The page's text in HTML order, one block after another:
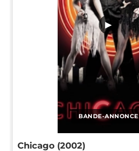
BANDE-ANNONCE
▶
Chicago (2002)